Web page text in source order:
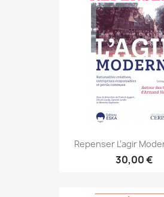
Repenser L’agir
30,00 €